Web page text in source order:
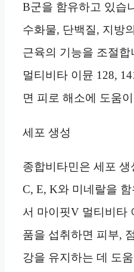
B군을 함유하고 있습
수화물, 단백질, 지방
근육의 기능을 조절
멀티비타 이뮨 128,
면 피로 해소에 도움
세포 생성
종합비타민은 세포
C, E, K와 미네랄을
서 마이핏V 멀티비타
품을 섭취하면 피부,
강을 유지하는 데 도